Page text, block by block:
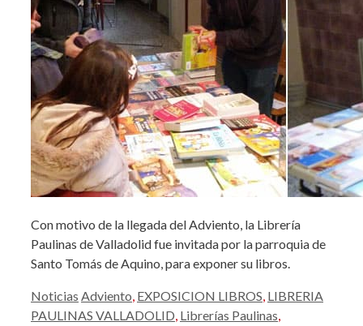
Con motivo de la llegada del Adviento, la Librería
Paulinas de Valladolid fue invitada por la parroquia de
Santo Tomás de Aquino, para exponer su libros.
Categorías
Noticias Etiquetas
Adviento, EXPOSICION LIBROS, LIBRERIA
PAULINAS VALLADOLID, Librerías Paulinas,